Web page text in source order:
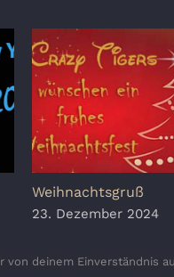
Weihnachtsgruß
23. Dezember 2024
deinem Einverständnis